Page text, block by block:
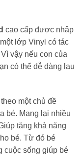
cao cấp được nhập
lớp Vinyl có tác
vậy nếu con của
có thể dễ dàng lau
một chủ đề
bé. Mang lại nhiều
tăng khả năng
bé. Từ đó bé
cuộc sống giúp bé